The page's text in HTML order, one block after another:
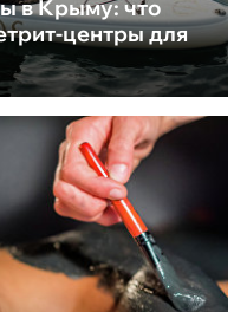
в Крыму: что
центры для